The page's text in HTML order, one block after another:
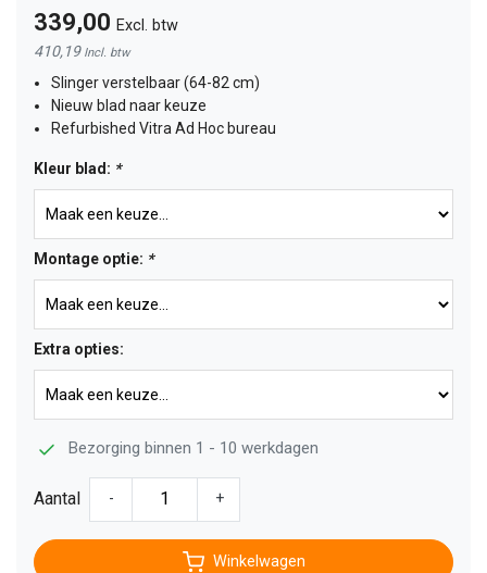
339,00 Excl. btw
410,19 Incl. btw
Slinger verstelbaar (64-82 cm)
Nieuw blad naar keuze
Refurbished Vitra Ad Hoc bureau
Kleur blad: *
Montage optie: *
Extra opties:
Bezorging binnen 1 - 10 werkdagen
Aantal - +
Winkelwagen